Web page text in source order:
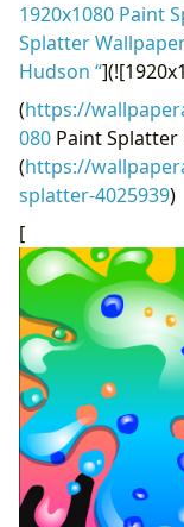
1920x1080 Paint
Splatter
Hudson “
(https://
080 Paint Splatter
(https://
splatter-4025939)
[